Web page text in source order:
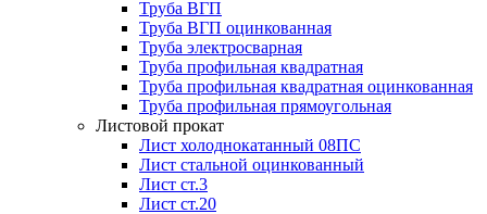
Труба ВГП
Труба ВГП оцинкованная
Труба электросварная
Труба профильная квадратная
Труба профильная квадратная оцинкованная
Труба профильная прямоугольная
Листовой прокат
Лист холоднокатанный 08ПС
Лист стальной оцинкованный
Лист ст.3
Лист ст.20